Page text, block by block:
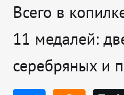
Всего в
11 медалей:
серебряных и